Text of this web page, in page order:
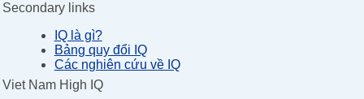
Secondary links
IQ là gì?
Bảng quy đổi IQ
Các nghiên cứu về IQ
Viet Nam High IQ